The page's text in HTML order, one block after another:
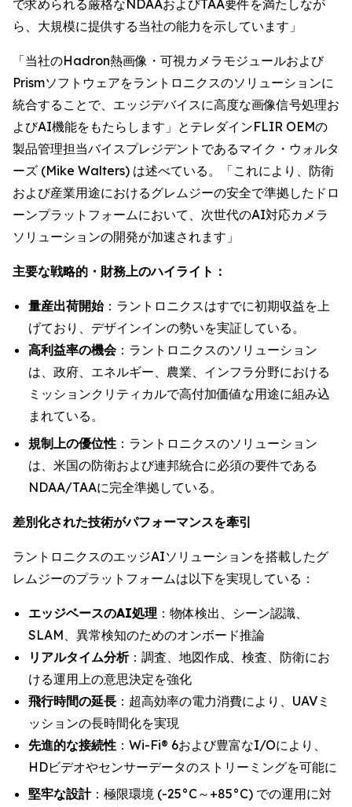
で求められる厳格なNDAAおよびTAA要件を満たしなが
ら、大規模に提供する当社の能力を示しています」
「当社のHadron熱画像・可視カメラモジュールおよび
Prismソフトウェアをラントロニクスのソリューションに
統合することで、エッジデバイスに高度な画像信号処理お
よびAI機能をもたらします」とテレダインFLIR OEMの
製品管理担当バイスプレジデントであるマイク・ウォルタ
ーズ (Mike Walters) は述べている。「これにより、防衛
および産業用途におけるグレムジーの安全で準拠したドロ
ーンプラットフォームにおいて、次世代のAI対応カメラ
ソリューションの開発が加速されます」
主要な戦略的・財務上のハイライト：
量産出荷開始：ラントロニクスはすでに初期収益を上
げており、デザインインの勢いを実証している。
高利益率の機会：ラントロニクスのソリューション
は、政府、エネルギー、農業、インフラ分野における
ミッションクリティカルで高付加価値な用途に組み込
まれている。
規制上の優位性 ：ラントロニクスのソリューション
は、米国の防衛および連邦統合に必須の要件である
NDAA/TAAに完全準拠している。
差別化された技術がパフォーマンスを牽引
ラントロニクスのエッジAIソリューションを搭載したグ
レムジーのプラットフォームは以下を実現している：
エッジベースのAI処理 ：物体検出、シーン認識、
SLAM、異常検知のためのオンボード推論
リアルタイム分析：調査、地図作成、検査、防衛にお
ける運用上の意思決定を強化
飛行時間の延長 ：超高効率の電力消費により、UAVミ
ッションの長時間化を実現
先進的な接続性 ：Wi-Fi® 6および豊富なI/Oにより、
HDビデオやセンサーデータのストリーミングを可能に
堅牢な設計：極限環境 (-25°C～+85°C) での運用に対